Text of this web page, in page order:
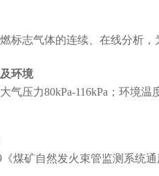
标志气体的连续、在线分析
环境
气压力80kPa-116kPa；环境
《煤矿自然发火束管监测系统通